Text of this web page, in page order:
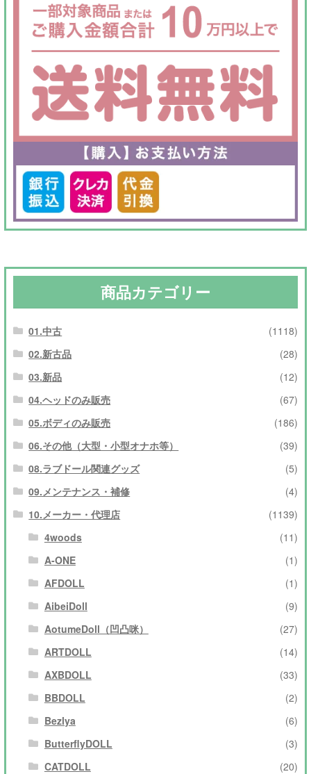
し
た。
で
す。
商品カテゴリー
01.中古
(1118)
02.新古品
(28)
03.新品
(12)
04.ヘッドのみ販売
(67)
05.ボディのみ販売
(186)
06.その他（大型・小型オナホ等）
(39)
08.ラブドール関連グッズ
(5)
09.メンテナンス・補修
(4)
10.メーカー・代理店
(1139)
4woods
(11)
A-ONE
(1)
AFDOLL
(1)
AibeiDoll
(9)
AotumeDoll（凹凸咪）
(27)
ARTDOLL
(14)
AXBDOLL
(33)
BBDOLL
(2)
Bezlya
(6)
ButterflyDOLL
(3)
CATDOLL
(20)